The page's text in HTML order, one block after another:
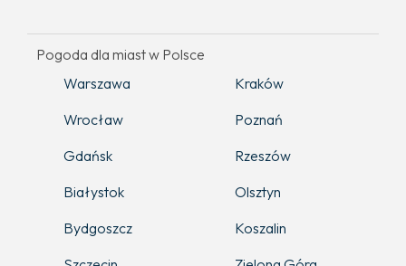
Pogoda dla miast w Polsce
Warszawa
Kraków
Wrocław
Poznań
Gdańsk
Rzeszów
Białystok
Olsztyn
Bydgoszcz
Koszalin